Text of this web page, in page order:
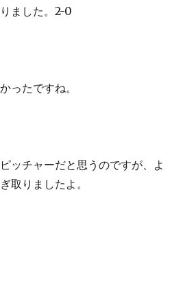
ました。2-0
ったですね。
ッチャーだと思うのですが、よ
取りましたよ。